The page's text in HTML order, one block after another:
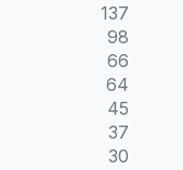
137
98
66
64
45
37
30